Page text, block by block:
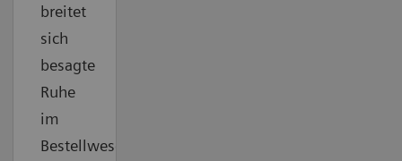
breitet
sich
besagte
Ruhe
im
Bestellwesen